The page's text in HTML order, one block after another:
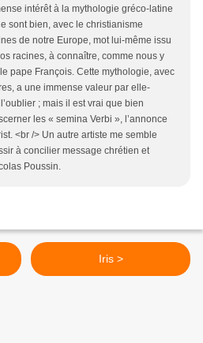
intérêt à la mythologie gréco-latine
sont bien, avec le christianisme
de notre Europe, mot lui-même issu
racines, à connaître, comme nous y
pape François. Cette mythologie, avec
a une immense valeur par elle-
; mais il est vrai que bien
les « semina Verbi », l’annonce
<br /> Un autre artiste me semble
à concilier message chrétien et
Poussin.
Iris >